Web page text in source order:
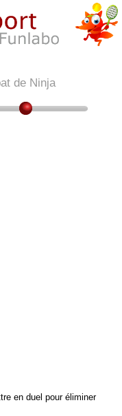
de Ninja
en duel pour éliminer